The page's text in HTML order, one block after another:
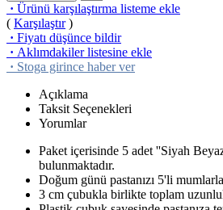
· Ürünü karşılaştırma listeme ekle
( Karşılaştır)
· Fiyatı düşünce bildir
· Aklımdakiler listesine ekle
· Stoga girince haber ver
Açıklama
Taksit Seçenekleri
Yorumlar
Paket içerisinde 5 adet ''Siyah
bulunmaktadır.
Doğum günü pastanızı 5'li
3 cm çubukla birlikte toplam